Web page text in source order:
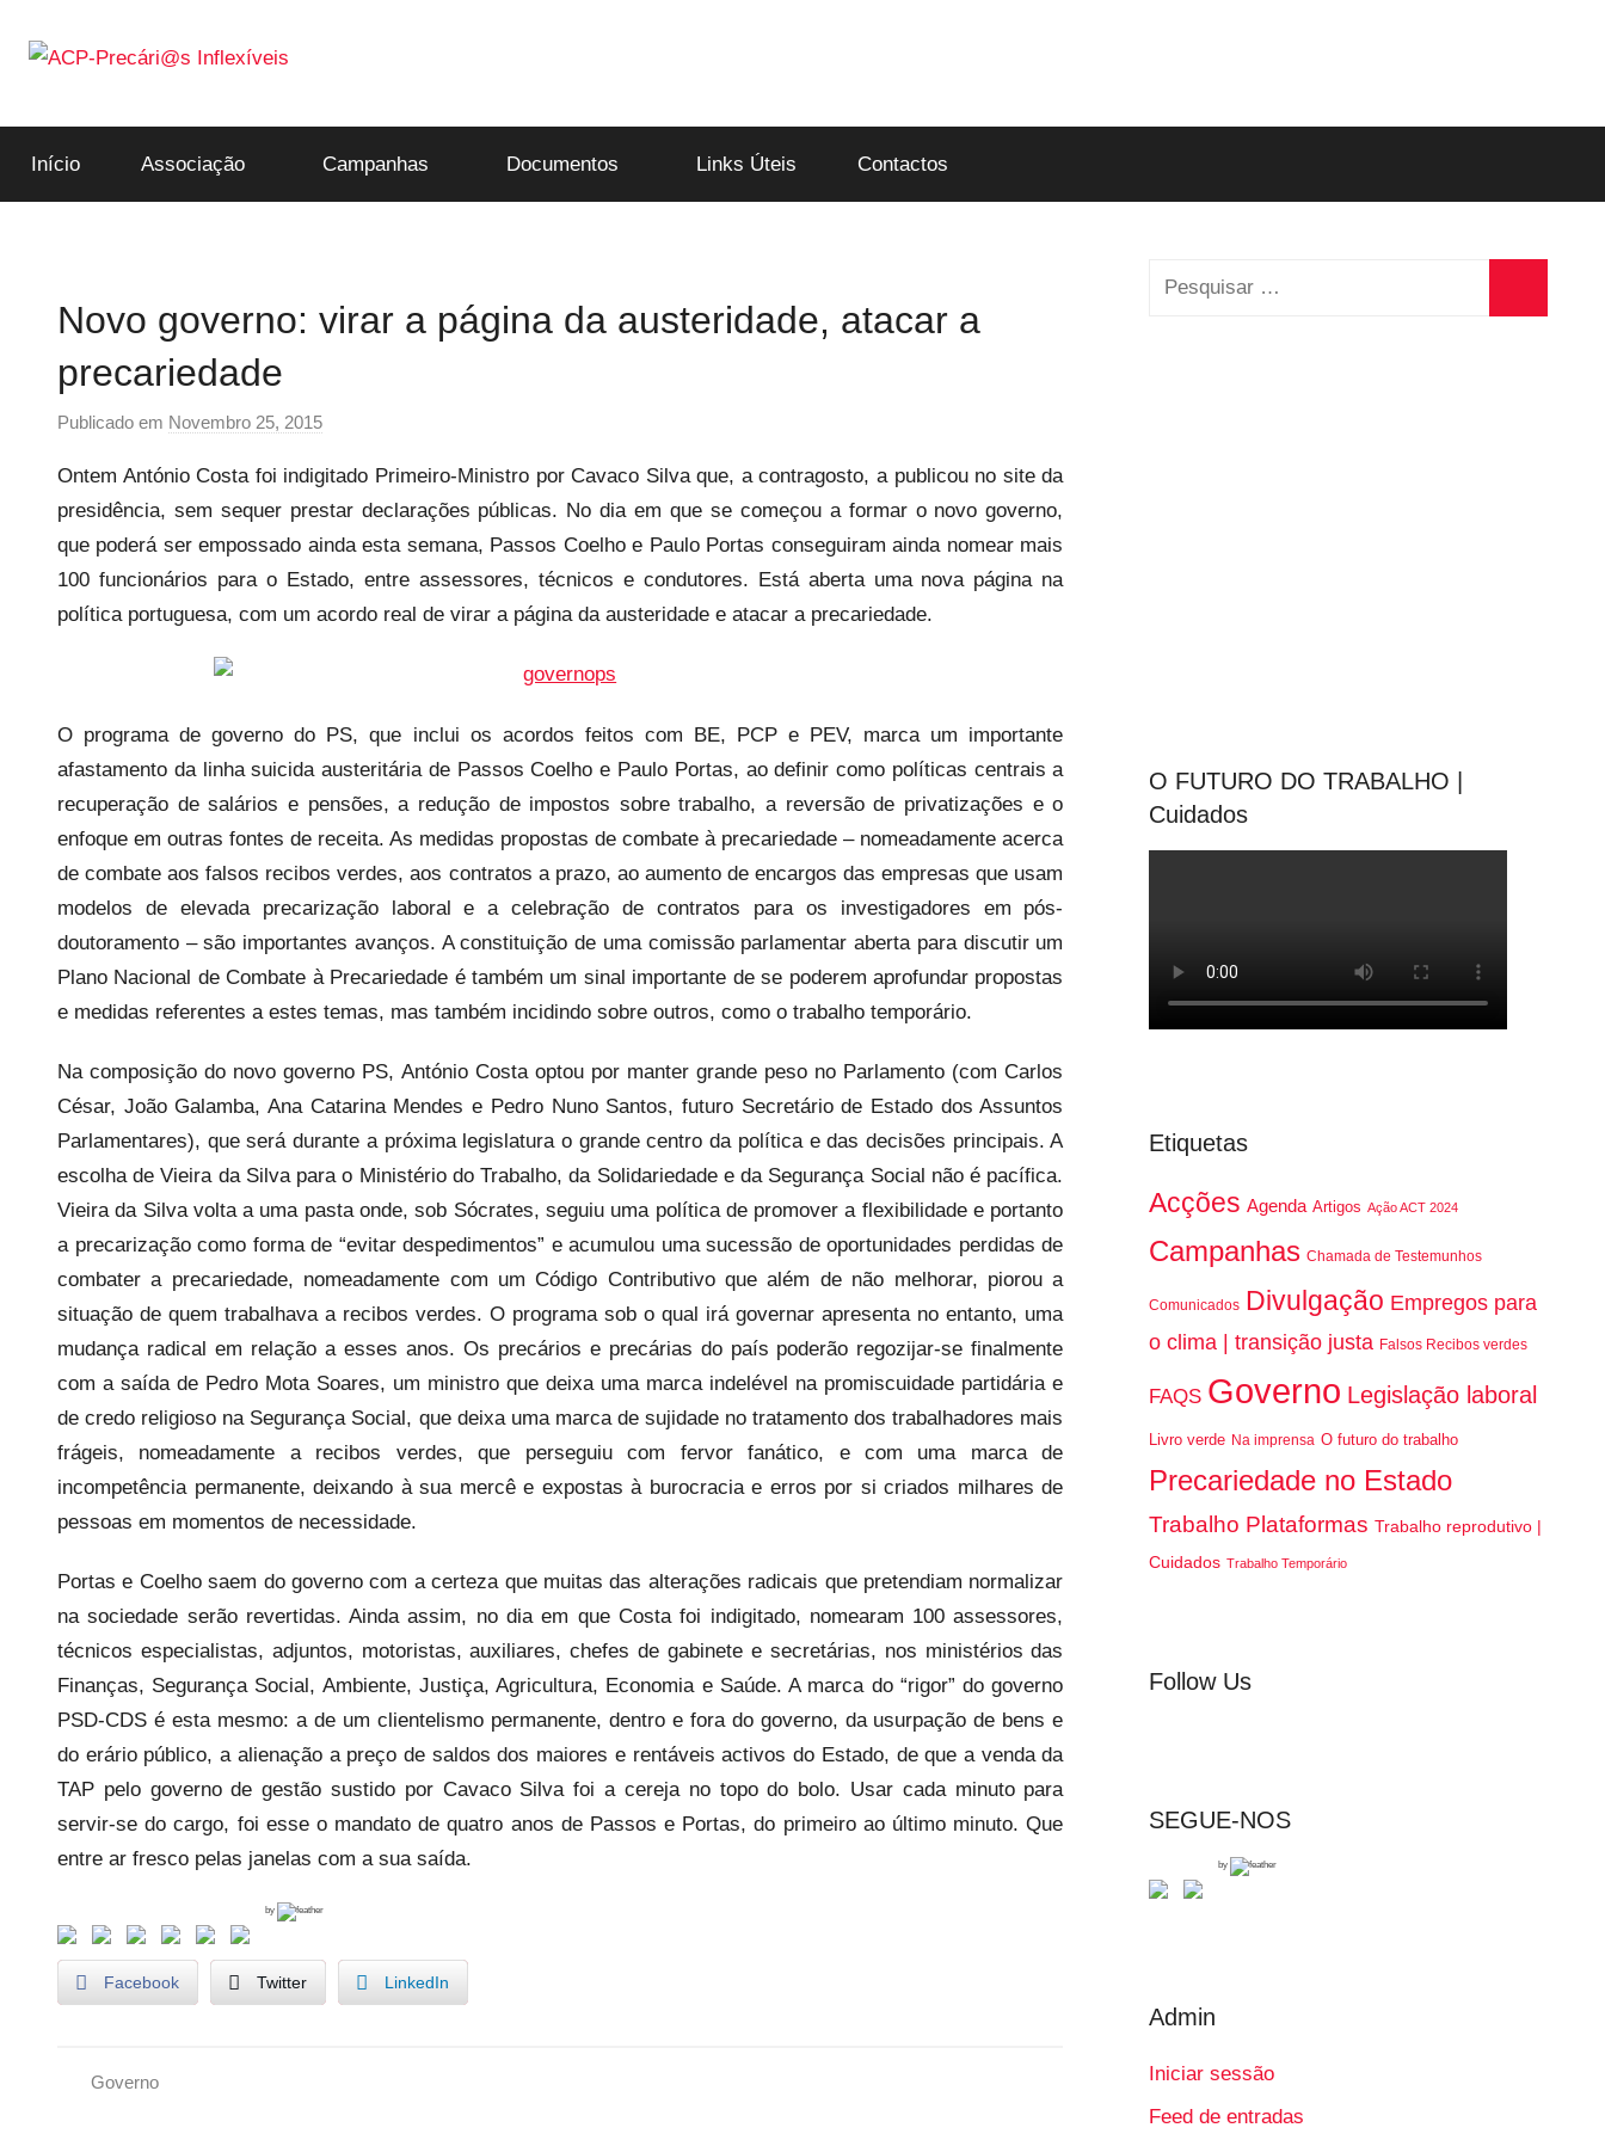
para
ACP-
Precári@s
Início Associação Campanhas Documentos Links Úteis Contactos
Novo governo: virar a página da austeridade, atacar a
precariedade
Publicado em Novembro 25, 2015
r
P
r
e
c
o
s
e
x
i
v
i
s
Ontem António Costa foi indigitado Primeiro-Ministro por Cavaco Silva que, a contragosto, a publicou no site da
presidência, sem sequer prestar declarações públicas. No dia em que se começou a formar o novo governo,
que poderá ser empossado ainda esta semana, Passos Coelho e Paulo Portas conseguiram ainda nomear mais
100 funcionários para o Estado, entre assessores, técnicos e condutores. Está aberta uma nova página na
política portuguesa, com um acordo real de virar a página da austeridade e atacar a precariedade.
O programa de governo do PS, que inclui os acordos feitos com BE, PCP e PEV, marca um importante
afastamento da linha suicida austeritária de Passos Coelho e Paulo Portas, ao definir como políticas centrais a
recuperação de salários e pensões, a redução de impostos sobre trabalho, a reversão de privatizações e o
enfoque em outras fontes de receita. As medidas propostas de combate à precariedade – nomeadamente acerca
de combate aos falsos recibos verdes, aos contratos a prazo, ao aumento de encargos das empresas que usam
modelos de elevada precarização laboral e a celebração de contratos para os investigadores em pós-
doutoramento – são importantes avanços. A constituição de uma comissão parlamentar aberta para discutir um
Plano Nacional de Combate à Precariedade é também um sinal importante de se poderem aprofundar propostas
e medidas referentes a estes temas, mas também incidindo sobre outros, como o trabalho temporário.
Na composição do novo governo PS, António Costa optou por manter grande peso no Parlamento (com Carlos
César, João Galamba, Ana Catarina Mendes e Pedro Nuno Santos, futuro Secretário de Estado dos Assuntos
Parlamentares), que será durante a próxima legislatura o grande centro da política e das decisões principais. A
escolha de Vieira da Silva para o Ministério do Trabalho, da Solidariedade e da Segurança Social não é pacífica.
Vieira da Silva volta a uma pasta onde, sob Sócrates, seguiu uma política de promover a flexibilidade e portanto
a precarização como forma de “evitar despedimentos” e acumulou uma sucessão de oportunidades perdidas de
combater a precariedade, nomeadamente com um Código Contributivo que além de não melhorar, piorou a
situação de quem trabalhava a recibos verdes. O programa sob o qual irá governar apresenta no entanto, uma
mudança radical em relação a esses anos. Os precários e precárias do país poderão regozijar-se finalmente
com a saída de Pedro Mota Soares, um ministro que deixa uma marca indelével na promiscuidade partidária e
de credo religioso na Segurança Social, que deixa uma marca de sujidade no tratamento dos trabalhadores mais
frágeis, nomeadamente a recibos verdes, que perseguiu com fervor fanático, e com uma marca de
incompetência permanente, deixando à sua mercê e expostas à burocracia e erros por si criados milhares de
pessoas em momentos de necessidade.
Portas e Coelho saem do governo com a certeza que muitas das alterações radicais que pretendiam normalizar
na sociedade serão revertidas. Ainda assim, no dia em que Costa foi indigitado, nomearam 100 assessores,
técnicos especialistas, adjuntos, motoristas, auxiliares, chefes de gabinete e secretárias, nos ministérios das
Finanças, Segurança Social, Ambiente, Justiça, Agricultura, Economia e Saúde. A marca do “rigor” do governo
PSD-CDS é esta mesmo: a de um clientelismo permanente, dentro e fora do governo, da usurpação de bens e
do erário público, a alienação a preço de saldos dos maiores e rentáveis activos do Estado, de que a venda da
TAP pelo governo de gestão sustido por Cavaco Silva foi a cereja no topo do bolo. Usar cada minuto para
servir-se do cargo, foi esse o mandato de quatro anos de Passos e Portas, do primeiro ao último minuto. Que
entre ar fresco pelas janelas com a sua saída.
by
Facebook Twitter LinkedIn
Governo
Pesquisar
O FUTURO DO TRABALHO |
Cuidados
Etiquetas
Acções Agenda Artigos Ação ACT 2024
Campanhas Chamada de Testemunhos
Comunicados Divulgação Empregos para
o clima | transição justa Falsos Recibos verdes
FAQS Governo Legislação laboral
Livro verde Na imprensa O futuro do trabalho
Precariedade no Estado
Trabalho Plataformas Trabalho reprodutivo |
Cuidados Trabalho Temporário
Follow Us
SEGUE-NOS
by
Admin
Iniciar sessão
Feed de entradas